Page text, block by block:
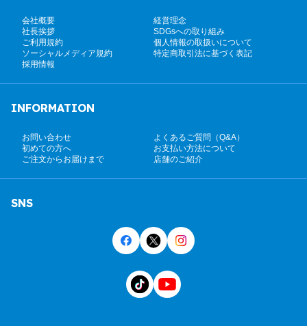
会社概要
経営理念
社長挨拶
SDGsへの取り組み
ご利用規約
個人情報の取扱いについて
ソーシャルメディア規約
特定商取引法に基づく表記
採用情報
INFORMATION
お問い合わせ
よくあるご質問（Q&A）
初めての方へ
お支払い方法について
ご注文からお届けまで
店舗のご紹介
SNS